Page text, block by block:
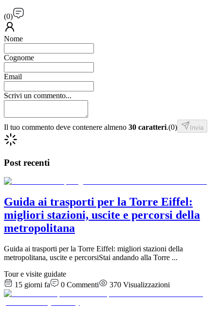
(0)
Nome
Cognome
Email
Scrivi un commento...
Il tuo commento deve contenere almeno 30 caratteri.(0) Invia
Post recenti
Guida ai trasporti per la Torre Eiffel:
migliori stazioni, uscite e percorsi della
metropolitana
Guida ai trasporti per la Torre Eiffel: migliori stazioni della
metropolitana, uscite e percorsiStai andando alla Torre ...
Tour e visite guidate
15 giorni fa
0 Commenti 370 Visualizzazioni